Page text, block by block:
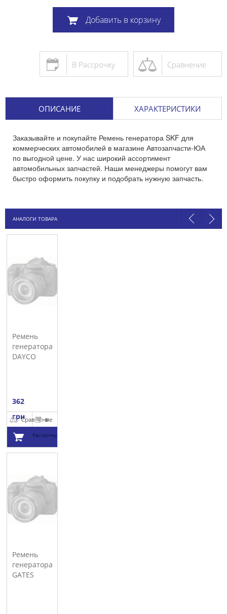
Добавить в корзину
Сравнение
В Рассрочку
ОПИСАНИЕ ХАРАКТЕРИСТИКИ
Заказывайте и покупайте Ремень генератора SKF для
коммерческих автомобилей в магазине Автозапчасти-ЮА
по выгодной цене. У нас широкий ассортимент
автомобильных запчастей. Наши менеджеры помогут вам
быстро оформить покупку и подобрать нужную запчасть.
АНАЛОГИ ТОВАРА
Ремень
генератора
DAYCO
362
грнСравнение
В
Рассрочку
корзину
Ремень
генератора
GATES